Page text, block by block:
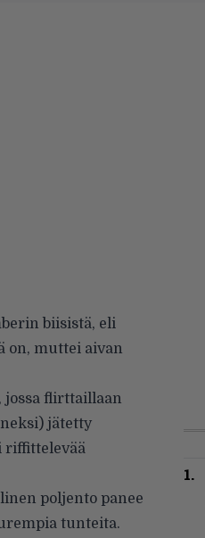
biisistä, eli
on, muttei aivan
jossa flirttaillaan
jätetty
riffittelevää
poljento panee
tunteita.